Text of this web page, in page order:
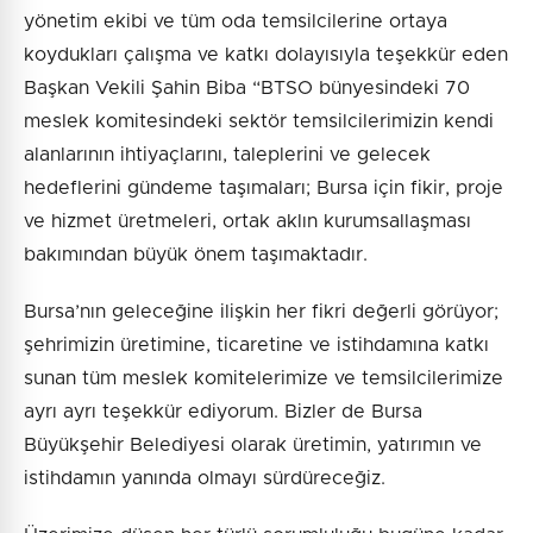
yönetim ekibi ve tüm oda temsilcilerine ortaya
koydukları çalışma ve katkı dolayısıyla teşekkür eden
Başkan Vekili Şahin Biba “BTSO bünyesindeki 70
meslek komitesindeki sektör temsilcilerimizin kendi
alanlarının ihtiyaçlarını, taleplerini ve gelecek
hedeflerini gündeme taşımaları; Bursa için fikir, proje
ve hizmet üretmeleri, ortak aklın kurumsallaşması
bakımından büyük önem taşımaktadır.
Bursa’nın geleceğine ilişkin her fikri değerli görüyor;
şehrimizin üretimine, ticaretine ve istihdamına katkı
sunan tüm meslek komitelerimize ve temsilcilerimize
ayrı ayrı teşekkür ediyorum. Bizler de Bursa
Büyükşehir Belediyesi olarak üretimin, yatırımın ve
istihdamın yanında olmayı sürdüreceğiz.